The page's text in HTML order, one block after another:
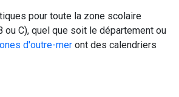
pour toute la zone scolaire
ou C), quel que soit le département ou
d'outre-mer ont des calendriers